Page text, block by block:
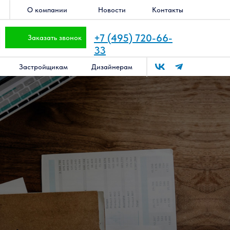
Заказать звонок
+7 (495) 720-66-
33
Застройщикам Дизайнерам
Новости
О компании Контакты